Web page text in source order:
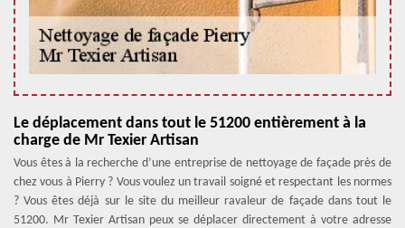
Le déplacement dans tout le 51200 entièrement à la
charge de Mr Texier Artisan
Vous êtes à la recherche d’une entreprise de nettoyage de façade près de
chez vous à Pierry ? Vous voulez un travail soigné et respectant les normes
? Vous êtes déjà sur le site du meilleur ravaleur de façade dans tout le
51200. Mr Texier Artisan peux se déplacer directement à votre adresse